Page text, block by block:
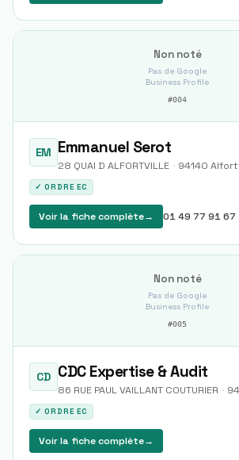
Non noté
Pas de Google
Business Profile
#004
EM Emmanuel Serot
28 QUAI D ALFORTVILLE · 94140
✓ ORDRE EC
Voir la fiche complète→ 01 49 77 91 67
Non noté
Pas de Google
Business Profile
#005
CD CDC Expertise & Audit
86 RUE PAUL VAILLANT COUTURIER ·
✓ ORDRE EC
Voir la fiche complète→